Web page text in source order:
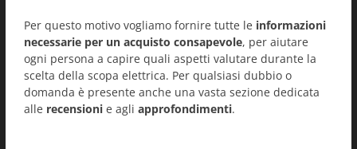
Per questo motivo vogliamo fornire tutte le informazioni
necessarie per un acquisto consapevole, per aiutare
ogni persona a capire quali aspetti valutare durante la
scelta della scopa elettrica. Per qualsiasi dubbio o
domanda è presente anche una vasta sezione dedicata
alle recensioni e agli approfondimenti.